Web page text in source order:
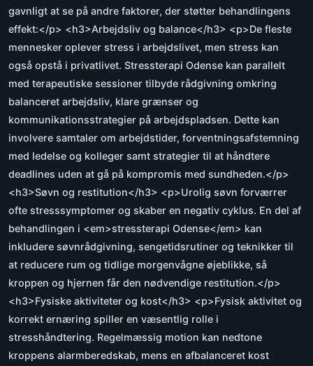
gavnligt at se på andre faktorer, der støtter behandlingens
effekt:</p> <h3>Arbejdsliv og balance</h3> <p>De fleste
mennesker oplever stress i arbejdslivet, men stress kan
også opstå i privatlivet. Stressterapi Odense kan parallelt
med terapeutiske sessioner tilbyde rådgivning omkring
balanceret arbejdsliv, klare grænser og
kommunikationsstrategier på arbejdspladsen. Dette kan
involvere samtaler om arbejdstider, forventningsafstemning
med ledelse og kolleger samt strategier til at håndtere
deadlines uden at gå på kompromis med sundheden.</p>
<h3>Søvn og restitution</h3> <p>Urolig søvn forværrer
ofte stresssymptomer og skaber en negativ cyklus. En del af
behandlingen i <em>stressterapi Odense</em> kan
inkludere søvnrådgivning, sengetidsrutiner og teknikker til
at reducere rum og tidlige morgenvågne øjeblikke, så
kroppen og hjernen får den nødvendige restitution.</p>
<h3>Fysiske aktiviteter og kost</h3> <p>Fysisk aktivitet og
korrekt ernæring spiller en væsentlig rolle i
stresshåndtering. Regelmæssig motion kan nedtone
kroppens alarmberedskab, mens en afbalanceret kost